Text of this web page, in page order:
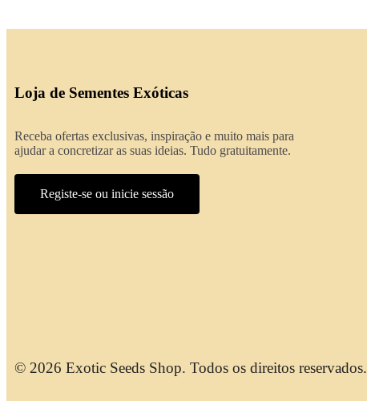
Loja de Sementes Exóticas
Receba ofertas exclusivas, inspiração e muito mais para
ajudar a concretizar as suas ideias. Tudo gratuitamente.
Registe-se ou inicie sessão
© 2026 Exotic Seeds Shop. Todos os direitos reservados.